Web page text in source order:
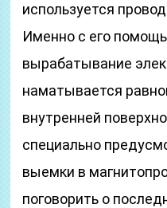
используется
Именно с его
вырабатывание
наматывается
внутренней
специально
выемки в
поговорить о